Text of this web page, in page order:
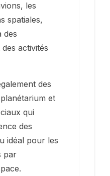
les
spatiales,
des
activités
des
et
qui
des
idéal pour les
par